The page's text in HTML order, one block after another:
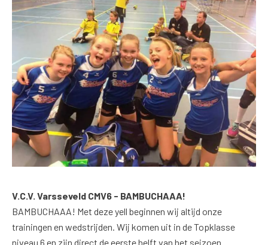
V.C.V. Varsseveld CMV6 - BAMBUCHAAA!
BAMBUCHAAA! Met deze yell beginnen wij altijd onze
trainingen en wedstrijden. Wij komen uit in de Topklasse
niveau 6 en zijn direct de eerste helft van het seizoen